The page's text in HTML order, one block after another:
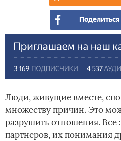
Люди, живущие вместе,
множеству причин. Это
разрушить отношения. Все
партнеров, их понимания